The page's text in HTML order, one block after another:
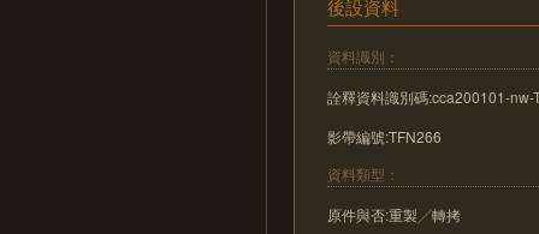
後設資料
資料識別：
詮釋資料識別碼:cca200101-nw-
影帶編號:TFN266
資料類型：
原件與否:重製╱轉拷